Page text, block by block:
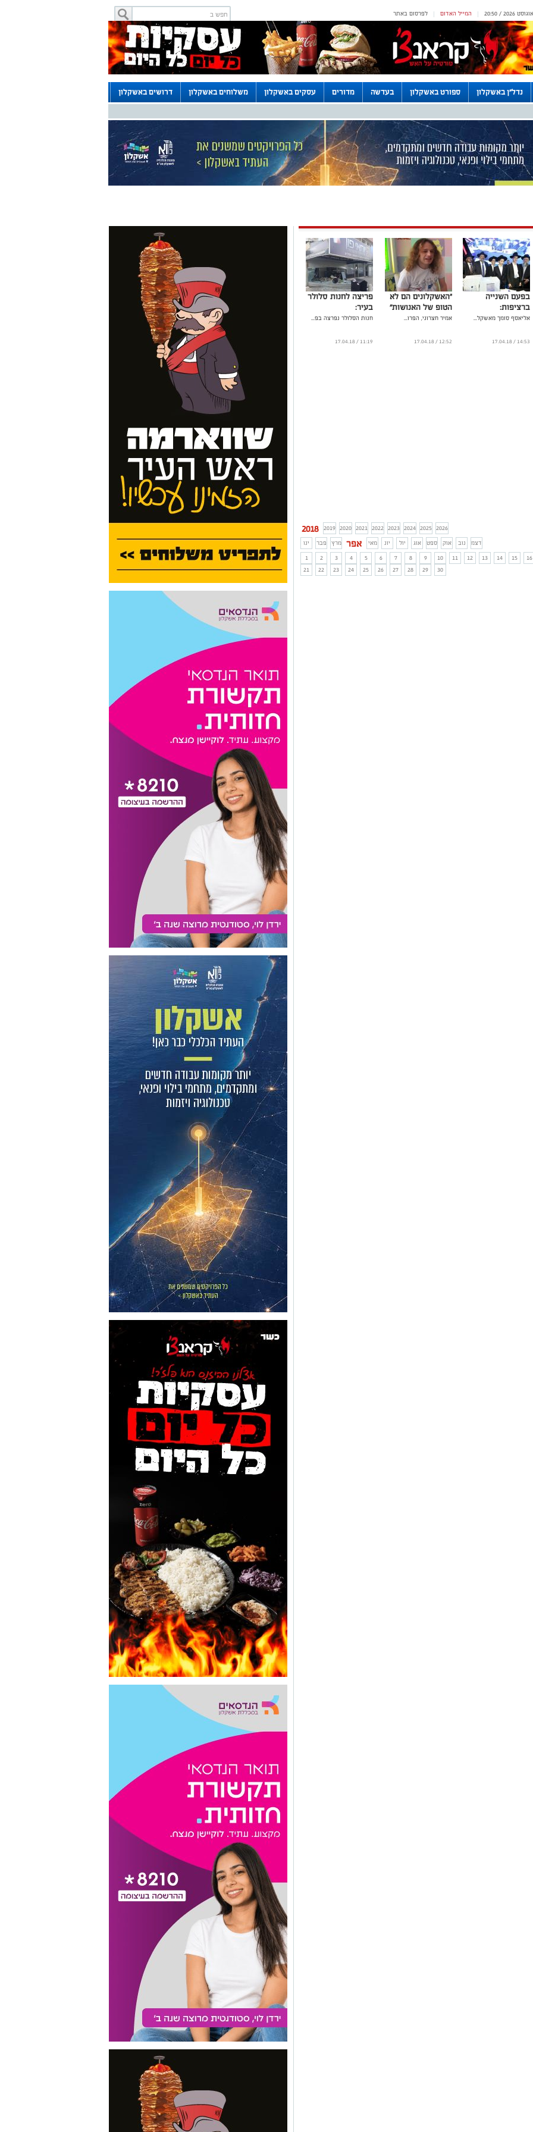
לפרסום באתר | המייל האדום |
נדל"ן באשקלון ספורט באשקלון בעדשה מדורים עסקים באשקלון משלוחים באשקלון דרושים באשקלון
בפעם השנייה
ברציפות:
אליאסף סומך מאשקל...
14:53 / 17.04.18
"האשקלונים הם לא
הטופ של האנושות"
אמיר חצרוני, הפרו...
12:52 / 17.04.18
פריצה לחנות סלולר
בעיר:
חנות הסלולר נפרצה בפ...
11:19 / 17.04.18
2018 2019 2020 2021 2022 2023 2024 2025 2026
ינו
פבר מרץ אפר מאי יונ יול אוג ספט אוק נוב
דצמ
1
2 3 4 5 6 7 8 9 10 11 12 13 14 15 16
21
22 23 24 25 26 27 28 29 30